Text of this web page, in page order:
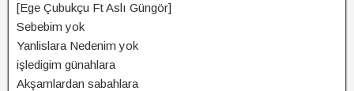
[Ege Çubukçu Ft Aslı Güngör]
Sebebim yok
Yanlislara Nedenim yok
işledigim günahlara
Akşamlardan sabahlara